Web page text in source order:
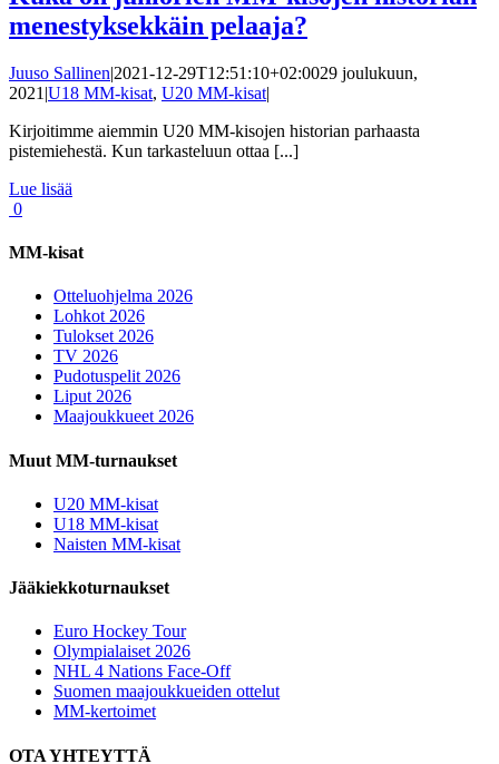
menestyksekkäin pelaaja?
Juuso Sallinen|2021-12-29T12:51:10+02:0029 joulukuun,
2021 |U18 MM-kisat, U20 MM-kisat|
Kirjoitimme aiemmin U20 MM-kisojen historian parhaasta
pistemiehestä. Kun tarkasteluun ottaa [...]
Lue lisää
0
MM-kisat
Otteluohjelma 2026
Lohkot 2026
Tulokset 2026
TV 2026
Pudotuspelit 2026
Liput 2026
Maajoukkueet 2026
Muut MM-turnaukset
U20 MM-kisat
U18 MM-kisat
Naisten MM-kisat
Jääkiekkoturnaukset
Euro Hockey Tour
Olympialaiset 2026
NHL 4 Nations Face-Off
Suomen maajoukkueiden ottelut
MM-kertoimet
OTA YHTEYTTÄ